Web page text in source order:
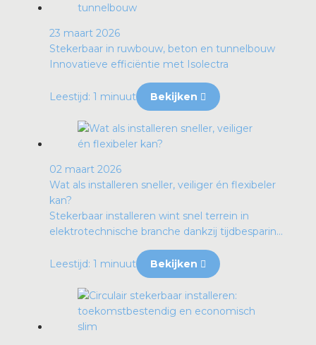
23 maart 2026
Stekerbaar in ruwbouw, beton en tunnelbouw
Innovatieve efficiëntie met Isolectra
Leestijd: 1 minuut Bekijken
02 maart 2026
Wat als installeren sneller, veiliger én flexibeler
kan?
Stekerbaar installeren wint snel terrein in
elektrotechnische branche dankzij tijdbesparin...
Leestijd: 1 minuut Bekijken